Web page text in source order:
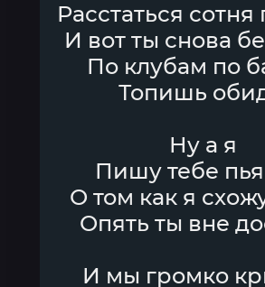
Расстаться
И вот ты снова
По клубам по
Топишь
Ну а я
Пишу тебе
О том как я
Опять ты вне
И мы громко